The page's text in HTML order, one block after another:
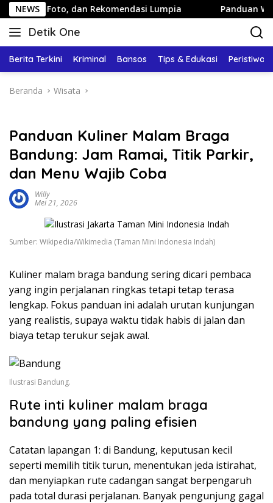
Langsung
ke
konten
NEWS
dan Rekomendasi Lumpia Panduan Wisata
Detik One
Tajam
Fakta
Berita Terkini Kriminal Bansos Tips & Edukasi Peristiwa
Beranda Wisata
Panduan Kuliner Malam Braga
Bandung: Jam Ramai, Titik Parkir,
dan Menu Wajib Coba
Willy
Mei 21, 2026
Sumber: Wikipedia/Wikimedia (Taman Mini Indonesia Indah)
Kuliner malam braga bandung sering dicari pembaca
yang ingin perjalanan ringkas tetapi tetap terasa
lengkap. Fokus panduan ini adalah urutan kunjungan
yang realistis, supaya waktu tidak habis di jalan dan
biaya tetap terukur sejak awal.
Ilustrasi Bandung.
Rute inti kuliner malam braga
bandung yang paling efisien
Catatan lapangan 1: di Bandung, keputusan kecil
seperti memilih titik turun, menentukan jeda istirahat,
dan menyiapkan rute cadangan sangat berpengaruh
pada total durasi perjalanan. Banyak pengunjung gagal